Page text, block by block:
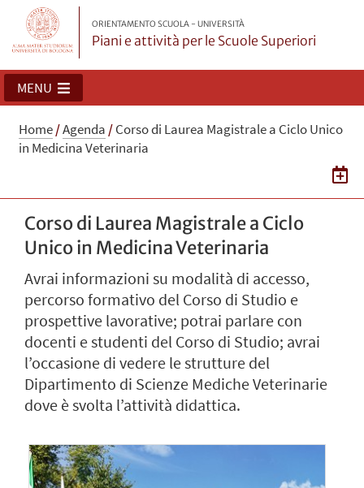
ORIENTAMENTO SCUOLA - UNIVERSITÀ
Piani e attività per le Scuole Superiori
MENU
Home/Agenda /Corso di Laurea Magistrale a Ciclo Unico
in Medicina Veterinaria
Corso di Laurea Magistrale a Ciclo
Unico in Medicina Veterinaria
Avrai informazioni su modalità di accesso,
percorso formativo del Corso di Studio e
prospettive lavorative; potrai parlare con
docenti e studenti del Corso di Studio; avrai
l’occasione di vedere le strutture del
Dipartimento di Scienze Mediche Veterinarie
dove è svolta l’attività didattica.